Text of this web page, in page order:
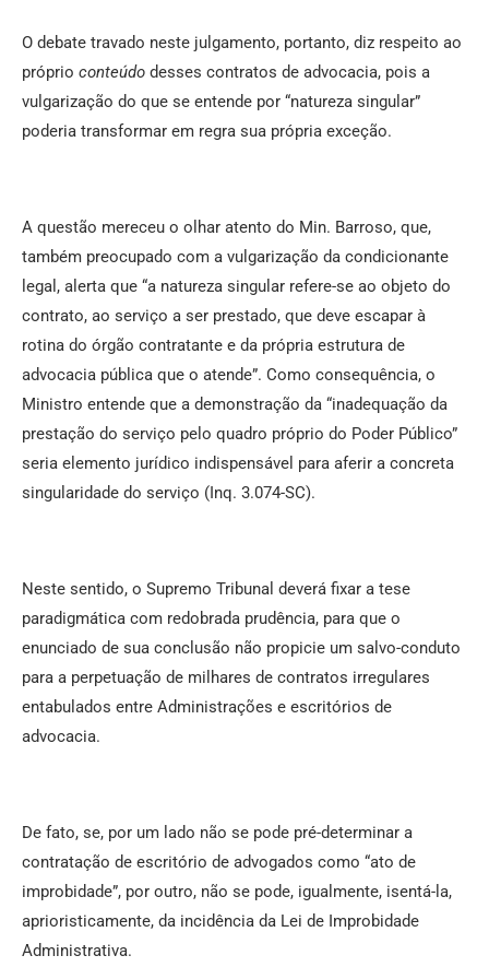
O debate travado neste julgamento, portanto, diz respeito ao
próprio conteúdo desses contratos de advocacia, pois a
vulgarização do que se entende por “natureza singular”
poderia transformar em regra sua própria exceção.
A questão mereceu o olhar atento do Min. Barroso, que,
também preocupado com a vulgarização da condicionante
legal, alerta que “a natureza singular refere-se ao objeto do
contrato, ao serviço a ser prestado, que deve escapar à
rotina do órgão contratante e da própria estrutura de
advocacia pública que o atende”. Como consequência, o
Ministro entende que a demonstração da “inadequação da
prestação do serviço pelo quadro próprio do Poder Público”
seria elemento jurídico indispensável para aferir a concreta
singularidade do serviço (Inq. 3.074-SC).
Neste sentido, o Supremo Tribunal deverá fixar a tese
paradigmática com redobrada prudência, para que o
enunciado de sua conclusão não propicie um salvo-conduto
para a perpetuação de milhares de contratos irregulares
entabulados entre Administrações e escritórios de
advocacia.
De fato, se, por um lado não se pode pré-determinar a
contratação de escritório de advogados como “ato de
improbidade”, por outro, não se pode, igualmente, isentá-la,
aprioristicamente, da incidência da Lei de Improbidade
Administrativa.